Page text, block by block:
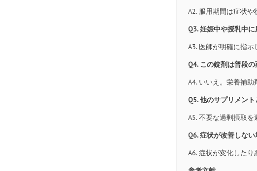
A2. 服用期間は症状や
Q3. 妊娠中や授乳中
A3. 医師が明確に指示
Q4. この錠剤は普段
A4. いいえ。栄養補助
Q5. 他のサプリメン
A5. 不要な過剰摂取
Q6. 症状が改善しな
A6. 症状が変化したり